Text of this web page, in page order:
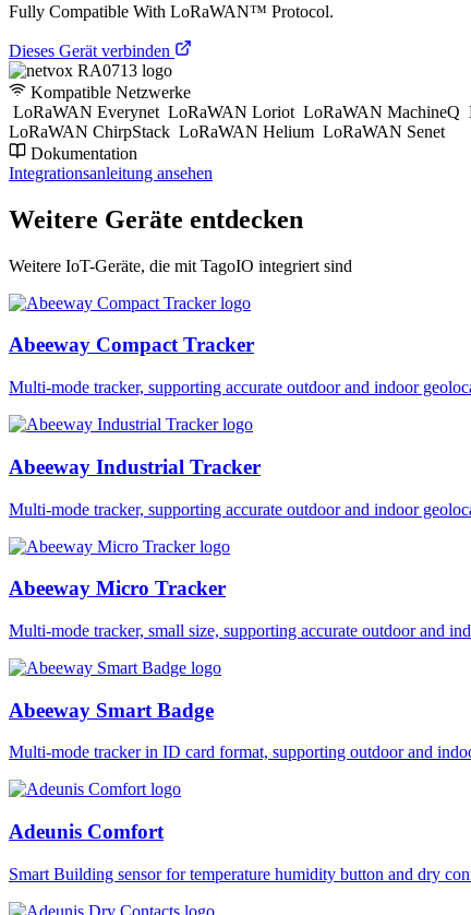
Fully Compatible With LoRaWAN™ Protocol.
Dieses Gerät verbinden
Kompatible Netzwerke
LoRaWAN Everynet LoRaWAN Loriot LoRaWAN MachineQ
LoRaWAN ChirpStack LoRaWAN Helium LoRaWAN Senet
Dokumentation
Integrationsanleitung ansehen
Weitere Geräte entdecken
Weitere IoT-Geräte, die mit TagoIO integriert sind
Abeeway Compact Tracker
Multi-mode tracker, supporting accurate outdoor and indoor
Abeeway Industrial Tracker
Multi-mode tracker, supporting accurate outdoor and indoor
Abeeway Micro Tracker
Multi-mode tracker, small size, supporting accurate outdoor and
Abeeway Smart Badge
Multi-mode tracker in ID card format, supporting outdoor and
Adeunis Comfort
Smart Building sensor for temperature humidity button and dry